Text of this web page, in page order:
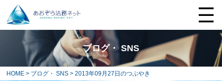
ブログ・ SNS
HOME > ブログ・ SNS > 2013年09月27日のつぶやき